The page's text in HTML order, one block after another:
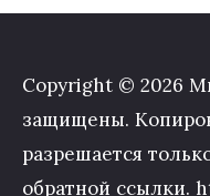
Copyright © 2026
защищены.
разрешается
обратной ссылки.